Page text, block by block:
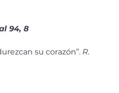
94, 8
su corazón”. R.